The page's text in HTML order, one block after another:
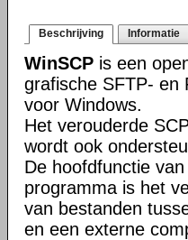
Beschrijving Informatie
WinSCP is een
grafische SFTP- en
voor Windows.
Het verouderde
wordt ook
De hoofdfunctie
programma is het
van bestanden
en een externe